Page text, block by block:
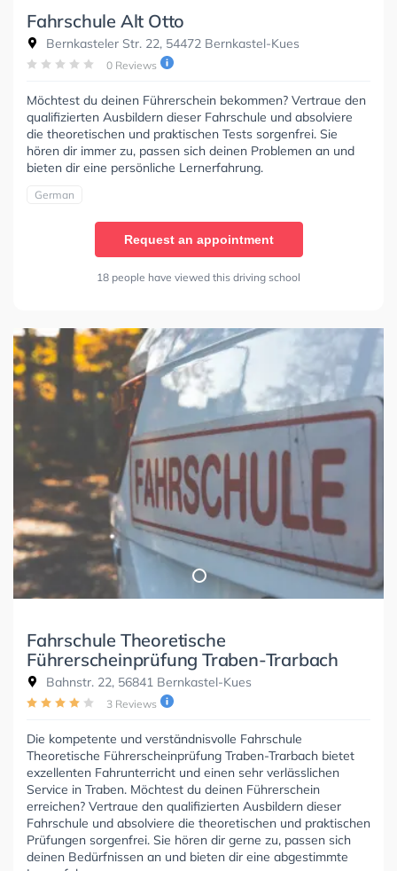
Fahrschule Alt Otto
Bernkasteler Str. 22, 54472 Bernkastel-Kues
0 Reviews
Möchtest du deinen Führerschein bekommen? Vertraue den
qualifizierten Ausbildern dieser Fahrschule und absolviere
die theoretischen und praktischen Tests sorgenfrei. Sie
hören dir immer zu, passen sich deinen Problemen an und
bieten dir eine persönliche Lernerfahrung.
German
Request an appointment
18 people have viewed this driving school
Fahrschule Theoretische
Führerscheinprüfung Traben-Trarbach
Bahnstr. 22, 56841 Bernkastel-Kues
3 Reviews
Die kompetente und verständnisvolle Fahrschule
Theoretische Führerscheinprüfung Traben-Trarbach bietet
exzellenten Fahrunterricht und einen sehr verlässlichen
Service in Traben. Möchtest du deinen Führerschein
erreichen? Vertraue den qualifizierten Ausbildern dieser
Fahrschule und absolviere die theoretischen und praktischen
Prüfungen sorgenfrei. Sie hören dir gerne zu, passen sich
deinen Bedürfnissen an und bieten dir eine abgestimmte